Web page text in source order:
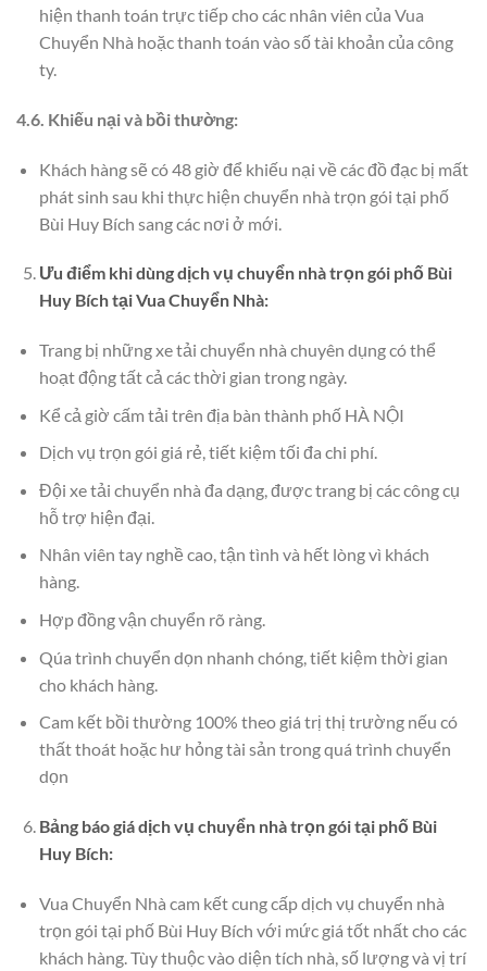
hiện thanh toán trực tiếp cho các nhân viên của Vua
Chuyển Nhà hoặc thanh toán vào số tài khoản của công
ty.
4.6. Khiếu nại và bồi thường:
Khách hàng sẽ có 48 giờ để khiếu nại về các đồ đạc bị mất
phát sinh sau khi thực hiện chuyển nhà trọn gói tại phố
Bùi Huy Bích sang các nơi ở mới.
Ưu điểm khi dùng dịch vụ chuyển nhà trọn gói phố Bùi
Huy Bích tại Vua Chuyển Nhà:
Trang bị những xe tải chuyển nhà chuyên dụng có thể
hoạt động tất cả các thời gian trong ngày.
Kể cả giờ cấm tải trên địa bàn thành phố HÀ NỘI
Dịch vụ trọn gói giá rẻ, tiết kiệm tối đa chi phí.
Đội xe tải chuyển nhà đa dạng, được trang bị các công cụ
hỗ trợ hiện đại.
Nhân viên tay nghề cao, tận tình và hết lòng vì khách
hàng.
Hợp đồng vận chuyển rõ ràng.
Qúa trình chuyển dọn nhanh chóng, tiết kiệm thời gian
cho khách hàng.
Cam kết bồi thường 100% theo giá trị thị trường nếu có
thất thoát hoặc hư hỏng tài sản trong quá trình chuyển
dọn
Bảng báo giá dịch vụ chuyển nhà trọn gói tại phố Bùi
Huy Bích:
Vua Chuyển Nhà cam kết cung cấp dịch vụ chuyển nhà
trọn gói tại phố Bùi Huy Bích với mức giá tốt nhất cho các
khách hàng. Tùy thuộc vào diện tích nhà, số lượng và vị trí